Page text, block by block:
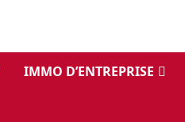
IMMO D’ENTREPRISE